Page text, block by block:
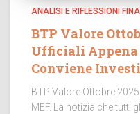
ANALISI E RIFLESSIONI
BTP Valore
Ufficiali
Conviene
BTP Valore Ottobre
MEF. La notizia che tutti